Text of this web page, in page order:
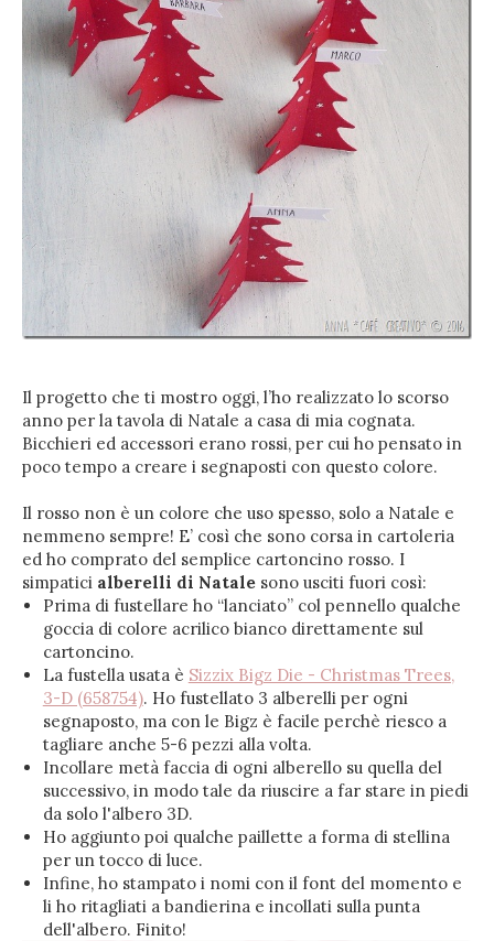
Il progetto che ti mostro oggi, l’ho realizzato lo scorso
anno per la tavola di Natale a casa di mia cognata.
Bicchieri ed accessori erano rossi, per cui ho pensato in
poco tempo a creare i segnaposti con questo colore.
Il rosso non è un colore che uso spesso, solo a Natale e
nemmeno sempre! E’ così che sono corsa in cartoleria
ed ho comprato del semplice cartoncino rosso. I
simpatici alberelli di Natale sono usciti fuori così:
Prima di fustellare ho “lanciato” col pennello qualche
goccia di colore acrilico bianco direttamente sul
cartoncino.
La fustella usata è Sizzix Bigz Die - Christmas Trees,
3-D (658754). Ho fustellato 3 alberelli per ogni
segnaposto, ma con le Bigz è facile perchè riesco a
tagliare anche 5-6 pezzi alla volta.
Incollare metà faccia di ogni alberello su quella del
successivo, in modo tale da riuscire a far stare in piedi
da solo l'albero 3D.
Ho aggiunto poi qualche paillette a forma di stellina
per un tocco di luce.
Infine, ho stampato i nomi con il font del momento e
li ho ritagliati a bandierina e incollati sulla punta
dell'albero. Finito!